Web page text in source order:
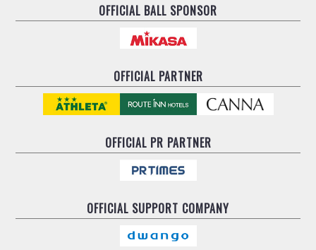
OFFICIAL BALL SPONSOR
OFFICIAL PARTNER
OFFICIALPR PARTNER
OFFICIAL SUPPORT COMPANY